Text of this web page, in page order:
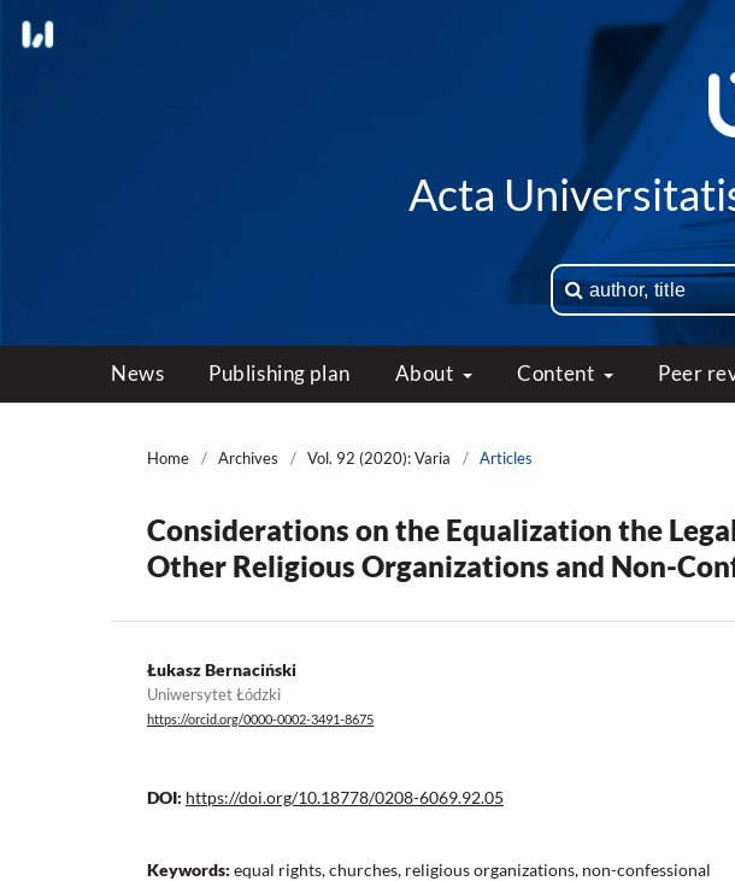
Acta
News Publishing plan About Content Peer
Home / Archives / Vol. 92 (2020): Varia / Articles
Considerations on the Equalization the
Other Religious Organizations and Non-
Łukasz Bernaciński
Uniwersytet Łódzki
https://orcid.org/0000-0002-3491-8675
DOI: https://doi.org/10.18778/0208-6069.92.05
Keywords: equal rights, churches, religious organizations, non-confessional